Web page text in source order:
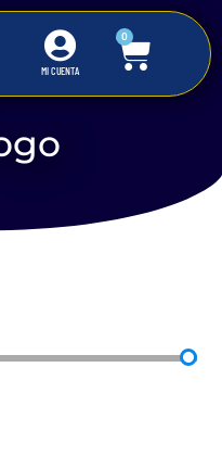
MI CUENTA
0
Tiras y Mangueras